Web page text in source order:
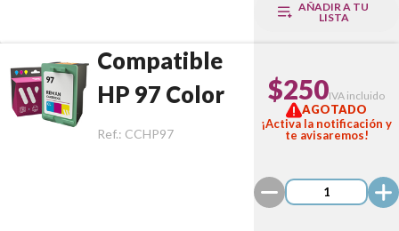
AÑADIR A TU
LISTA
Compatible
HP 97 Color
Ref.: CCHP97
$250IVA incluido
AGOTADO
¡Activa la notificación y
te avisaremos!